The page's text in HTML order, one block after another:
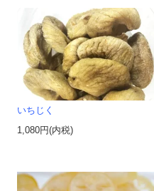
いちじく
1,080円(内税)